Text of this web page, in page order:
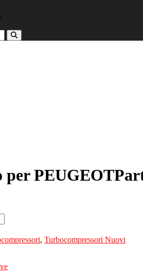
per
, Turbocompressori Nuovi